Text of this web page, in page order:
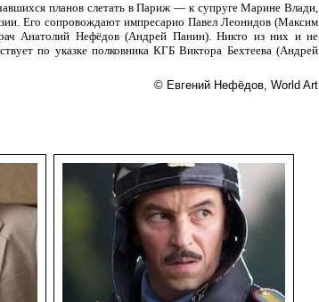
планов слетать в Париж — к супруге Марине Влади,
Его сопровождают импресарио Павел Леонидов (Максим
Анатолий Нефёдов (Андрей Панин). Никто из них и не
по указке полковника КГБ Виктора Бехтеева (Андрей
© Евгений Нефёдов, World Art